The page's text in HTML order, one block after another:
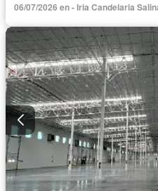
06/07/2026 en - Iria Candelaria